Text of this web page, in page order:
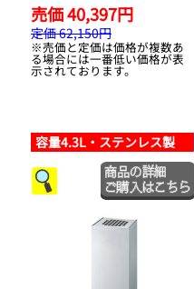
売価 40,397円
定価 62,150円
※売価と定価は価格が複数あ
る場合には一番低い価格が表
示されております。
容量4.3L・ステンレス製